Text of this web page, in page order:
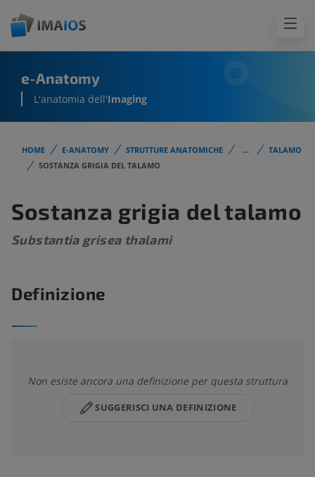
e-Anatomy
L'anatomia dell'Imaging
HOME E-ANATOMY STRUTTURE ANATOMICHE ...
TALAMO
SOSTANZA GRIGIA DEL TALAMO
Sostanza grigia del talamo
Substantia grisea thalami
Definizione
Non esiste ancora una definizione per questa struttura
SUGGERISCI UNA DEFINIZIONE